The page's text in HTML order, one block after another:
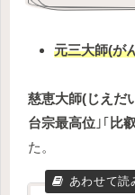
元三大師(が
慈恵大師(じえだ
台宗最高位 ｣｢ 比
た。